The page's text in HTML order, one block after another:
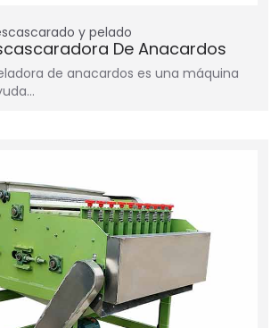
y pelado
De Anacardos
de anacardos es una máquina